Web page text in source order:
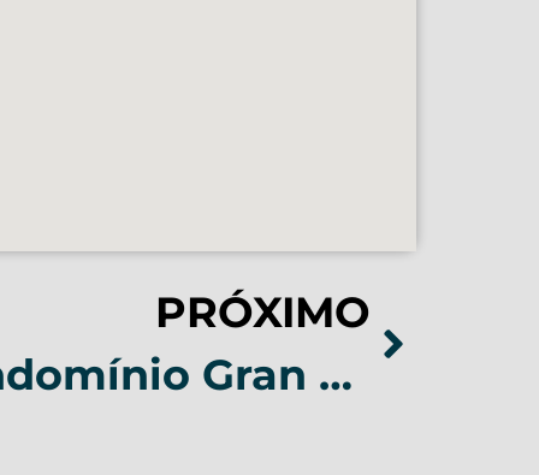
PRÓXIMO
Casa no Condomínio Gran Royalle Lagoa Santa – COD 163